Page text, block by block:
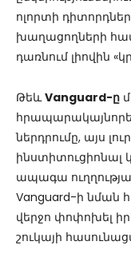
ոլորտի
խաղացողների
դառնում լիովին
ԹեևVanguard-ը
ներդրումը, այս
ինստիտուցիոնալ
ապագա
Vanguard-ի նման
վերջո փոփոխել
շուկայի